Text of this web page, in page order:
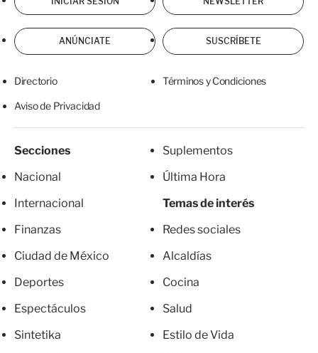
ANÚNCIATE SUSCRÍBETE
Directorio Términos y Condiciones
Aviso de Privacidad
Secciones
Nacional
Internacional
Finanzas
Ciudad de México
Deportes
Espectáculos
Sintetika
Suplementos
Última Hora
Temas de interés
Redes sociales
Alcaldías
Cocina
Salud
Estilo de Vida